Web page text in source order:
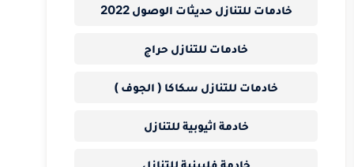
خادمات للتنازل حديثات الوصول 2022
خادمات للتنازل حراج
خادمات للتنازل سكاكا ( الجوف )
خادمة اثيوبية للتنازل
خادمة فلبينية للتنازل